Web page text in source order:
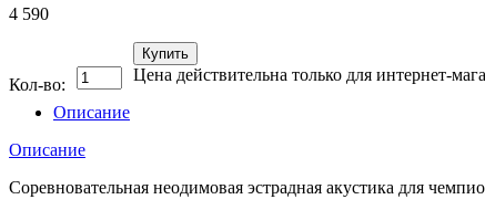
4 590
Кол-во:
Купить
Цена действительна только для интернет-
Описание
Описание
Соревновательная неодимовая эстрадная акустика для